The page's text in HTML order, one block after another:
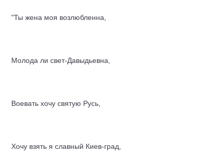
"Ты жена моя возлюбленна,
Молода ли свет-Давыдьевна,
Воевать хочу святую Русь,
Хочу взять я славный Киев-град,